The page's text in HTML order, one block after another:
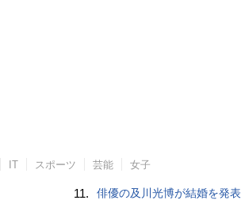
IT スポーツ 芸能 女子
11. 俳優の及川光博が結婚を発表